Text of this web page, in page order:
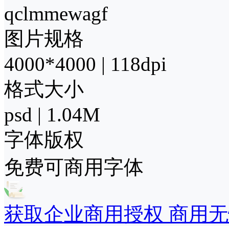
qclmmewagf
图片规格
4000*4000 | 118dpi
格式大小
psd | 1.04M
字体版权
免费可商用字体
获取企业商用授权 商用